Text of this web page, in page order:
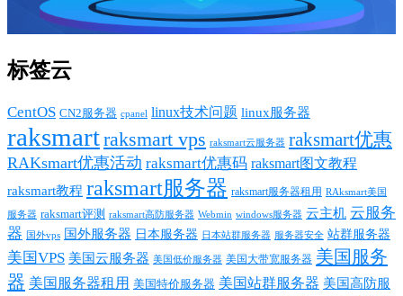
标签云
CentOS CN2服务器 cpanel linux技术问题 linux服务器
raksmartraksmart vps raksmart云服务器 raksmart优惠
RAKsmart优惠活动 raksmart优惠码 raksmart图文教程
raksmart教程 raksmart服务器 raksmart服务器租用 RAksmart美国
服务器 raksmart评测 raksmart高防服务器 Webmin windows服务器 云主机 云服务
器 国外vps 国外服务器 日本服务器 日本站群服务器 服务器安全 站群服务器
美国VPS 美国云服务器 美国低价服务器 美国大带宽服务器 美国服务
器 美国服务器租用 美国特价服务器 美国站群服务器 美国高防服